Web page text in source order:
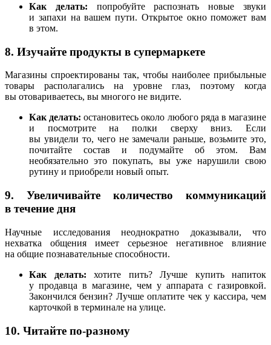
Как делать: попробуйте распознать новые звуки
и запахи на вашем пути. Открытое окно поможет вам
в этом.
8. Изучайте продукты в супермаркете
Магазины спроектированы так, чтобы наиболее прибыльные
товары располагались на уровне глаз, поэтому когда
вы отовариваетесь, вы многого не видите.
Как делать: остановитесь около любого ряда в магазине
и посмотрите на полки сверху вниз. Если
вы увидели то, чего не замечали раньше, возьмите это,
почитайте состав и подумайте об этом. Вам
необязательно это покупать, вы уже нарушили свою
рутину и приобрели новый опыт.
9. Увеличивайте количество коммуникаций
в течение дня
Научные исследования неоднократно доказывали, что
нехватка общения имеет серьезное негативное влияние
на общие познавательные способности.
Как делать: хотите пить? Лучше купить напиток
у продавца в магазине, чем у аппарата с газировкой.
Закончился бензин? Лучше оплатите чек у кассира, чем
карточкой в терминале на улице.
10. Читайте по-разному